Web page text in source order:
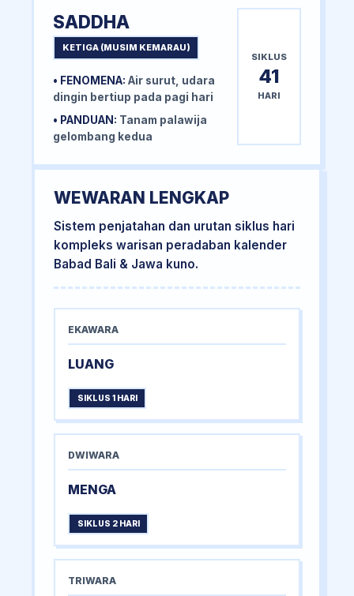
SADDHA
KETIGA (MUSIM KEMARAU)
• FENOMENA: Air surut, udara
dingin bertiup pada pagi hari
• PANDUAN: Tanam palawija
gelombang kedua
SIKLUS
41
HARI
WEWARAN LENGKAP
Sistem penjatahan dan urutan siklus hari
kompleks warisan peradaban kalender
Babad Bali & Jawa kuno.
EKAWARA
LUANG
SIKLUS 1 HARI
DWIWARA
MENGA
SIKLUS 2 HARI
TRIWARA